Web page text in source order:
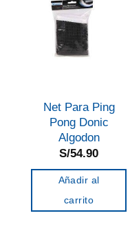
Net Para Ping
Pong Donic
Algodon
S/54.90
Añadir al
carrito